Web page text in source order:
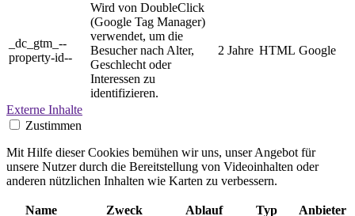
_dc_gtm_--
property-id--
Wird von DoubleClick
(Google Tag Manager)
verwendet, um die
Besucher nach Alter,
Geschlecht oder
Interessen zu
identifizieren.
2 Jahre HTML Google
Externe Inhalte
Zustimmen
Mit Hilfe dieser Cookies bemühen wir uns, unser Angebot für
unsere Nutzer durch die Bereitstellung von Videoinhalten oder
anderen nützlichen Inhalten wie Karten zu verbessern.
Name Zweck Ablauf Typ Anbieter